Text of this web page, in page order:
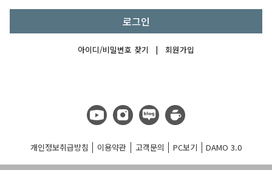
로그인
아이디/비밀번호 찾기 | 회원가입
개인정보취급방침 이용약관 고객문의 PC보기 DAMO 3.0